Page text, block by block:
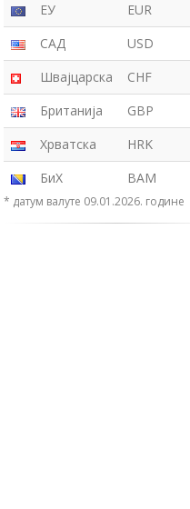
ЕУ
EUR
САД
USD
Швајцарска
CHF
Британија
GBP
Хрватска
HRK
БиХ
BAM
* датум валуте 09.01.2026. године